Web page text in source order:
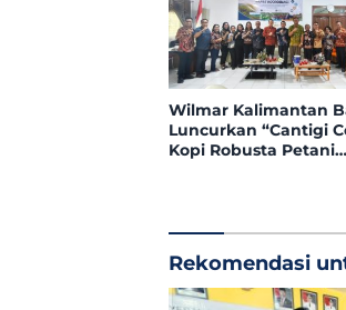
Wilmar Kalimantan
Luncurkan “Cantigi
Kopi Robusta Petani
Rekomendasi